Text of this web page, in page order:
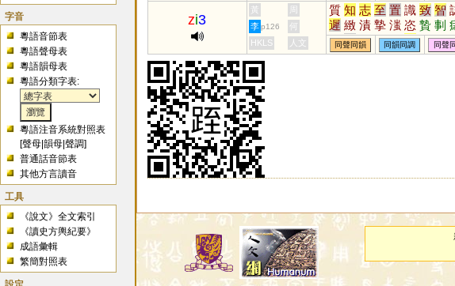
字音
粵語音節表
粵語聲母表
粵語韻母表
粵語分類字表:
粵語注音系統對照表
[聲母 |韻母 |聲調]
普通話音節表
其他方言讀音
工具
《說文》全文索引
《讀史方輿紀要》
成語彙輯
繁簡對照表
zi3
黃 周 質 知 志 至 置 識 致 智
遲 緻 漬 摯 滍 恣 贄 剚
胔 兕 鷙 躓 忮 疐 觶 輊
懥 駤 鋕 礩 寘 騺 胾 倳
李 p126
何
HKLS
人文 同聲同韻 同韻同調 同聲